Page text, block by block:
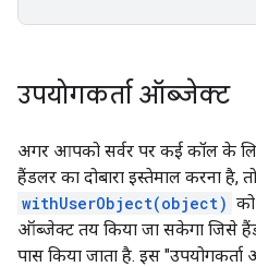
उपयोगकर्ता ऑब्जेक्ट
अगर आपको सर्वर पर कई कॉल के
हैंडलर का दोबारा इस्तेमाल करना है, तो
withUserObject(object)
ऑब्जेक्ट तय किया जा सकेगा जिसे
पास किया जाता है. इस